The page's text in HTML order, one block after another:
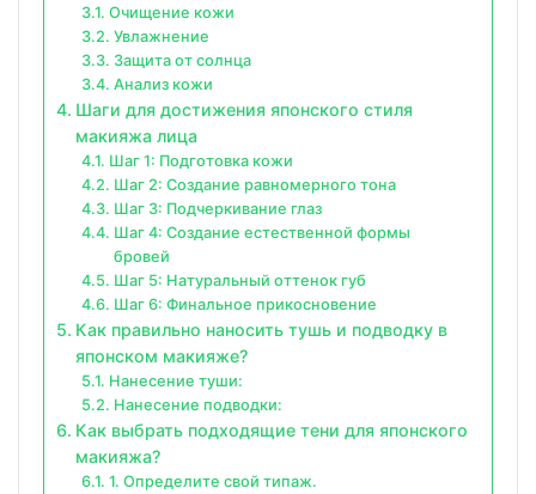
Очищение кожи
Увлажнение
Защита от солнца
Анализ кожи
Шаги для достижения японского стиля
макияжа лица
Шаг 1: Подготовка кожи
Шаг 2: Создание равномерного тона
Шаг 3: Подчеркивание глаз
Шаг 4: Создание естественной формы
бровей
Шаг 5: Натуральный оттенок губ
Шаг 6: Финальное прикосновение
Как правильно наносить тушь и подводку в
японском макияже?
Нанесение туши:
Нанесение подводки:
Как выбрать подходящие тени для японского
макияжа?
1. Определите свой типаж.